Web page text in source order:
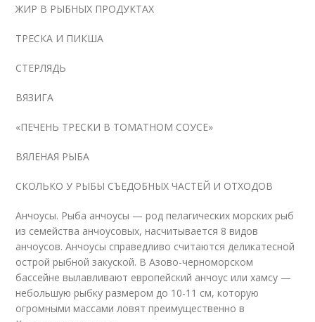
ЖИР В РЫБНЫХ ПРОДУКТАХ
ТРЕСКА И ПИКША
СТЕРЛЯДЬ
ВЯЗИГА
«ПЕЧЕНЬ ТРЕСКИ В ТОМАТНОМ СОУСЕ»
ВЯЛЕНАЯ РЫБА
СКОЛЬКО У РЫБЫ СЪЕДОБНЫХ ЧАСТЕЙ И ОТХОДОВ
Анчоусы. Рыба анчоусы — род пелагических морских рыб
из семейства анчоусовых, насчитывается 8 видов
анчоусов. Анчоусы справедливо считаются деликатесной
острой рыбной закуской. В Азово-черноморском
бассейне вылавливают европейский анчоус или хамсу —
небольшую рыбку размером до 10-11 см, которую
огромными массами ловят преимущественно в